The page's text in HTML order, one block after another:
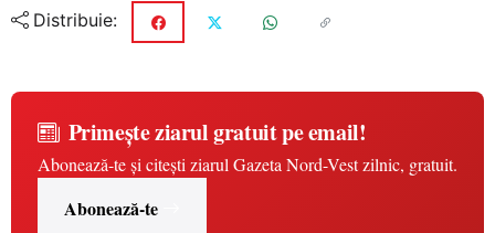
Distribuie:
Primește ziarul gratuit pe email!
Abonează-te și citești ziarul Gazeta Nord-Vest zilnic, gratuit.
Abonează-te